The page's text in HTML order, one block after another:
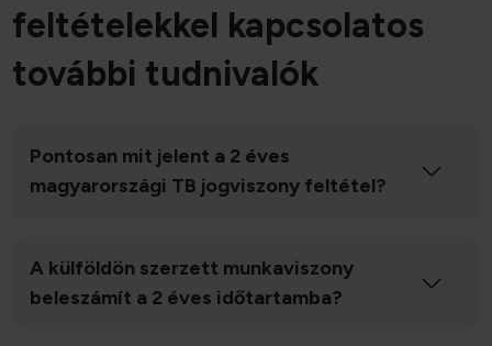
feltételekkel kapcsolatos
további tudnivalók
Pontosan mit jelent a 2 éves
magyarországi TB jogviszony feltétel?
A külföldön szerzett munkaviszony
beleszámít a 2 éves időtartamba?